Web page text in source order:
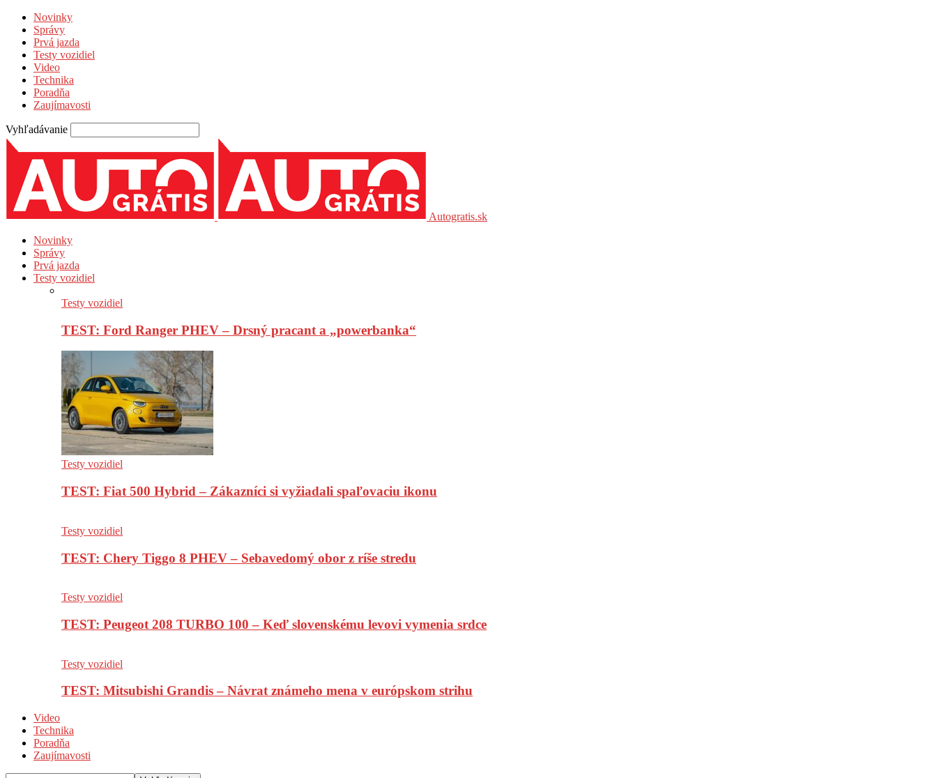
Novinky
Správy
Prvá jazda
Testy vozidiel
Video
Technika
Poradňa
Zaujímavosti
Vyhľadávanie
Autogratis.sk
Novinky
Správy
Prvá jazda
Testy vozidiel
Testy vozidiel
TEST: Ford Ranger PHEV – Drsný pracant a „powerbanka“
Testy vozidiel
TEST: Fiat 500 Hybrid – Zákazníci si vyžiadali spaľovaciu ikonu
Testy vozidiel
TEST: Chery Tiggo 8 PHEV – Sebavedomý obor z ríše stredu
Testy vozidiel
TEST: Peugeot 208 TURBO 100 – Keď slovenskému levovi vymenia srdce
Testy vozidiel
TEST: Mitsubishi Grandis – Návrat známeho mena v európskom strihu
Video
Technika
Poradňa
Zaujímavosti